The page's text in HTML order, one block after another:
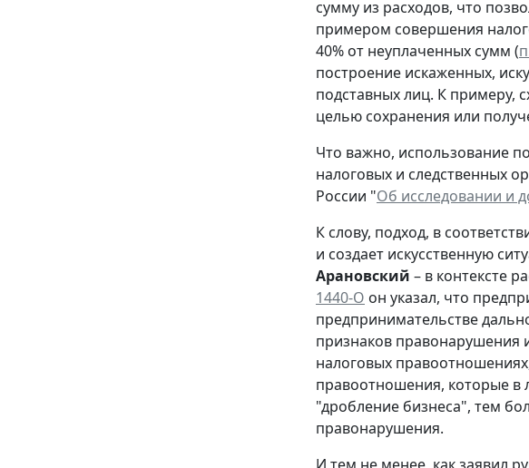
сумму из расходов, что
примером совершения
40% от неуплаченных сумм (
построение искаженных,
подставных лиц. К примеру,
целью сохранения или
Что важно, использование
налоговых и следственных
России "Об исследовании и
К слову, подход, в
и создает искусственную
Арановский – в контексте
1440-О он указал, что
предпринимательстве
признаков правонарушения
налоговых
правоотношения, которые в
"дробление бизнеса", тем
правонарушения.